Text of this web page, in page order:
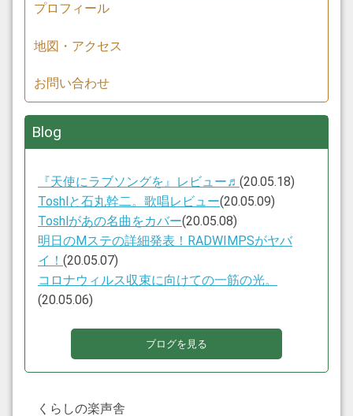
プロフィール
地図・アクセス
お問い合わせ
Blog
『天使にラブソングを』レビュー♬ (20.05.18)
Toshlと石丸幹二。歌唱レビュー(20.05.09)
Toshlがあの名曲をカバー(20.05.08)
明日のMステの詳細発表！RADWIMPSがヤバ
イ！ (20.05.07)
コロナウィルス収束に向けての一筋の光。
(20.05.06)
ブログを見る
くらしの楽声舎